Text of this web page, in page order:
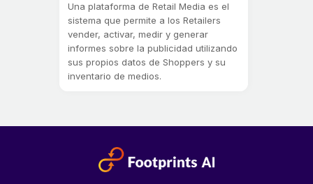
Una plataforma de Retail Media es el
sistema que permite a los Retailers
vender, activar, medir y generar
informes sobre la publicidad utilizando
sus propios datos de Shoppers y su
inventario de medios.